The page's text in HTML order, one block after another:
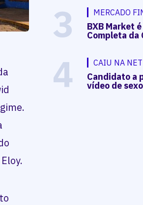
3 MERCADO
BXB Market
Completa da
4 CAIU NA NET
Candidato a
vídeo de